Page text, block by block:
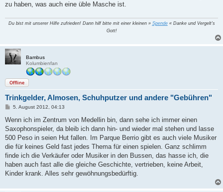
zu haben, was auch eine üble Masche ist.
Du bist mit unserer Hilfe zufrieden! Dann hilf bitte mit einer kleinen » Spende« Danke und Vergelt's
Gott!
Bambus
Kolumbienfan
Offline
Trinkgelder, Almosen, Schuhputzer und andere "Gebühren"
B
i
r
a
5. August 2012, 04:13
Wenn ich im Zentrum von Medellin bin, dann sehe ich immer einen
Saxophonspieler, da bleib ich dann hin- und wieder mal stehen und lasse
500 Peso in seien Hut fallen. Im Parque Berrio gibt es auch viele Musiker
die für keines Geld fast jedes Thema für einen spielen. Ganz schlimm
finde ich die Verkäufer oder Musiker in den Bussen, das hasse ich, die
haben auch fast alle die gleiche Geschichte, vertrieben, keine Arbeit,
Kinder krank. Alles sehr gewöhnungsbedürftig.